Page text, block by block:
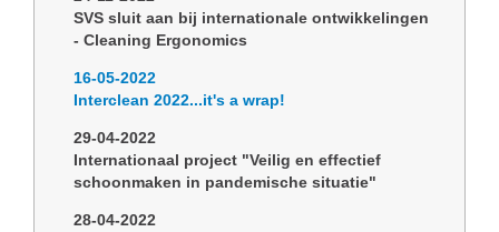
SVS sluit aan bij internationale ontwikkelingen
- Cleaning Ergonomics
16-05-2022
Interclean 2022...it's a wrap!
29-04-2022
Internationaal project "Veilig en effectief
schoonmaken in pandemische situatie"
28-04-2022